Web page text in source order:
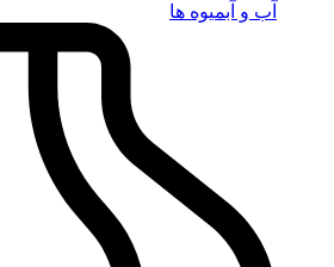
آب و آبمیوه ها